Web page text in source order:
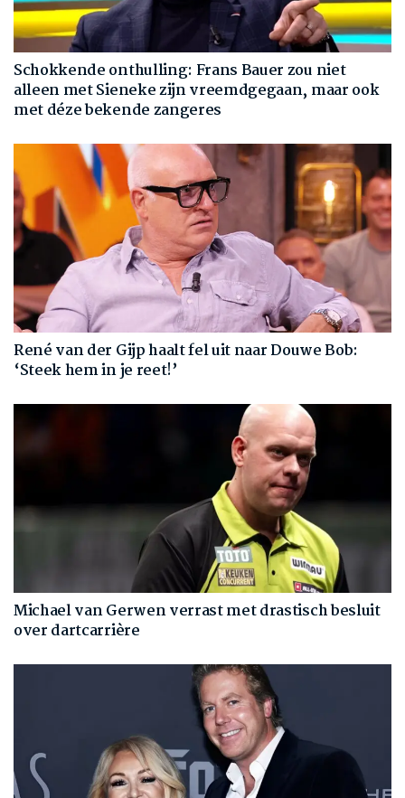
Schokkende onthulling: Frans Bauer zou niet
alleen met Sieneke zijn vreemdgegaan, maar ook
met déze bekende zangeres
René van der Gijp haalt fel uit naar Douwe Bob:
‘Steek hem in je reet!’
Michael van Gerwen verrast met drastisch besluit
over dartcarrière